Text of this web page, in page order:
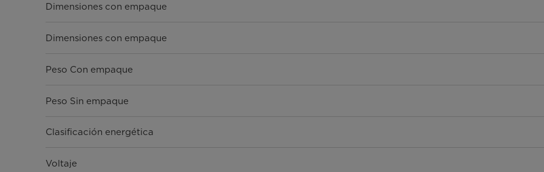
Dimensiones con empaque
Dimensiones con empaque
Peso Con empaque
Peso Sin empaque
Clasificación energética
Voltaje